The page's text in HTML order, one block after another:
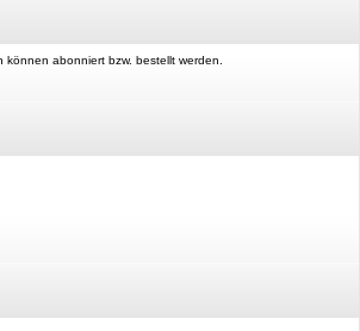
können abonniert bzw. bestellt werden.